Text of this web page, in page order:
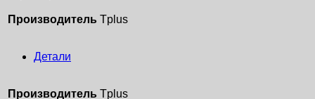
Производитель Tplus
Детали
Производитель Tplus